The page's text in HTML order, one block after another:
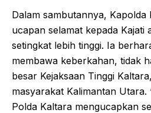
Dalam sambutannya,
ucapan selamat kepada Kajati
setingkat lebih tinggi. Ia
membawa keberkahan, tidak
besar Kejaksaan Tinggi
masyarakat Kalimantan Utara.
Polda Kaltara mengucapkan